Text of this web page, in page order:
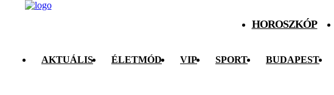
HOROSZKÓP
AKTUÁLIS ÉLETMÓD VIP SPORT BUDAPEST